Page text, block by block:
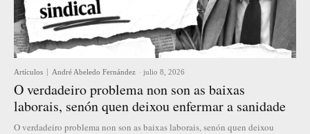
Artículos André Abeledo Fernández - julio 8, 2026
O verdadeiro problema non son as baixas
laborais, senón quen deixou enfermar a sanidade
O verdadeiro problema non son as baixas laborais, senón quen deixou